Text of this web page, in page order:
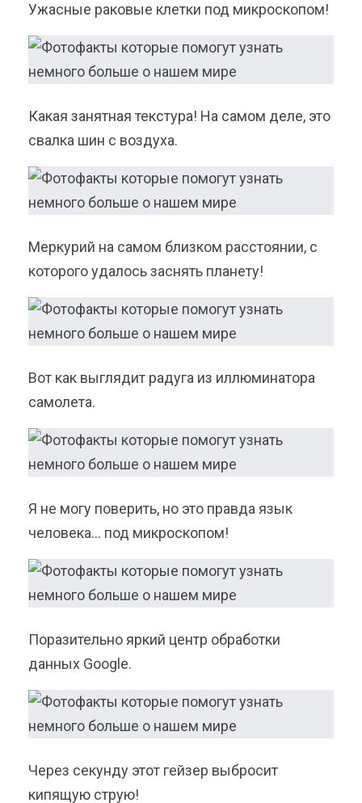
Ужасные раковые клетки под микроскопом!
Какая занятная текстура! На самом деле, это
свалка шин с воздуха.
Меркурий на самом близком расстоянии, с
которого удалось заснять планету!
Вот как выглядит радуга из иллюминатора
самолета.
Я не могу поверить, но это правда язык
человека… под микроскопом!
Поразительно яркий центр обработки
данных Google.
Через секунду этот гейзер выбросит
кипящую струю!